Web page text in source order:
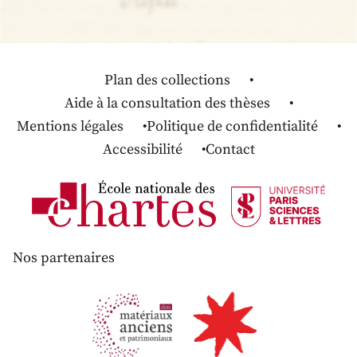
Plan des collections
Aide à la consultation des thèses
Mentions légales
Politique de confidentialité
Accessibilité
Contact
Nos partenaires